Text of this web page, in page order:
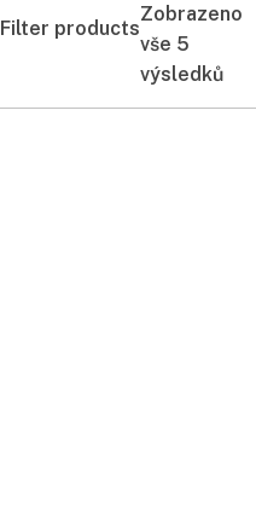
Filter products
Zobrazeno
vše 5
výsledků